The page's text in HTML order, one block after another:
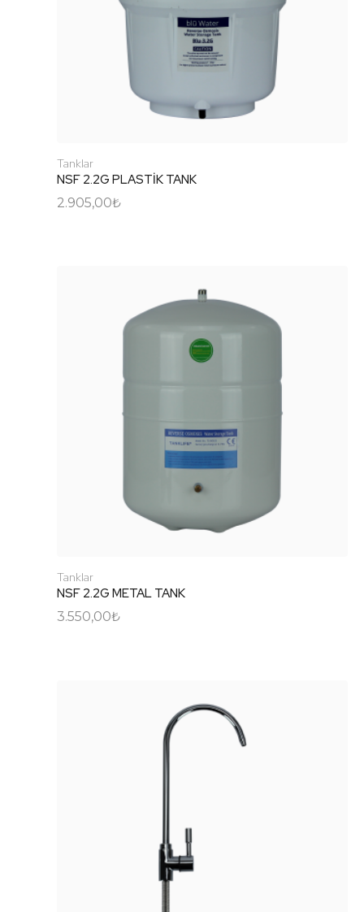
Tanklar
NSF 2.2G PLASTİK TANK
2.905,00₺
Tanklar
NSF 2.2G METAL TANK
3.550,00₺